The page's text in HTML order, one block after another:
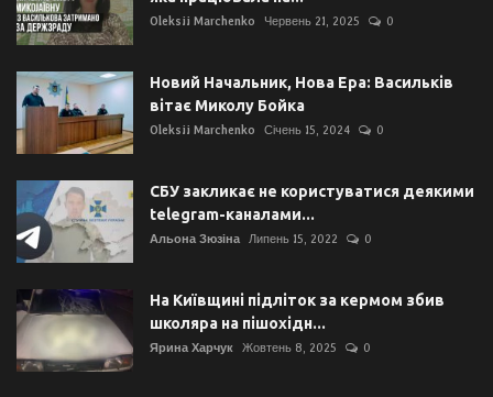
Oleksii Marchenko Червень 21, 2025 0
Новий Начальник, Нова Ера: Васильків
вітає Миколу Бойка
Oleksii Marchenko Січень 15, 2024 0
СБУ закликає не користуватися деякими
telegram-каналами...
Альона Зюзіна Липень 15, 2022 0
На Київщині підліток за кермом збив
школяра на пішохідн...
Ярина Харчук Жовтень 8, 2025 0